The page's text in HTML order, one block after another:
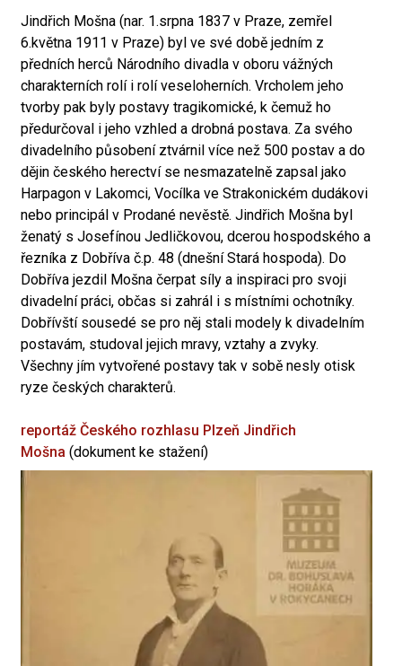
Jindřich Mošna (nar. 1.srpna 1837 v Praze, zemřel
6.května 1911 v Praze) byl ve své době jedním z
předních herců Národního divadla v oboru vážných
charakterních rolí i rolí veseloherních. Vrcholem jeho
tvorby pak byly postavy tragikomické, k čemuž ho
předurčoval i jeho vzhled a drobná postava. Za svého
divadelního působení ztvárnil více než 500 postav a do
dějin českého herectví se nesmazatelně zapsal jako
Harpagon v Lakomci, Vocílka ve Strakonickém dudákovi
nebo principál v Prodané nevěstě. Jindřich Mošna byl
ženatý s Josefínou Jedličkovou, dcerou hospodského a
řezníka z Dobříva č.p. 48 (dnešní Stará hospoda). Do
Dobříva jezdil Mošna čerpat síly a inspiraci pro svoji
divadelní práci, občas si zahrál i s místními ochotníky.
Dobřívští sousedé se pro něj stali modely k divadelním
postavám, studoval jejich mravy, vztahy a zvyky.
Všechny jím vytvořené postavy tak v sobě nesly otisk
ryze českých charakterů.
reportáž Českého rozhlasu Plzeň Jindřich
Mošna (dokument ke stažení)